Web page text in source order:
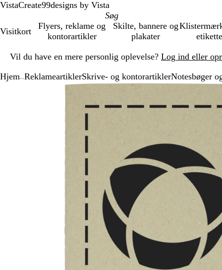
VistaCreate99designs by Vista
Visitkort
Flyers, reklame og
kontorartikler
Skilte, bannere og
plakater
Vil du have en mere personlig oplevelse? Log ind eller
1
Hjem ReklameartiklerSkrive- og kontorartiklerNotesbøger
Zoombart
Zoomet
minimum
Klik
at
Brug
plus
og
piletasterne
panorere